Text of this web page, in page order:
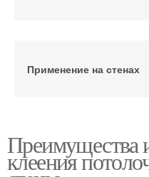
Применение на стенах
Фарфоровая плитка
Преимущества
клеения